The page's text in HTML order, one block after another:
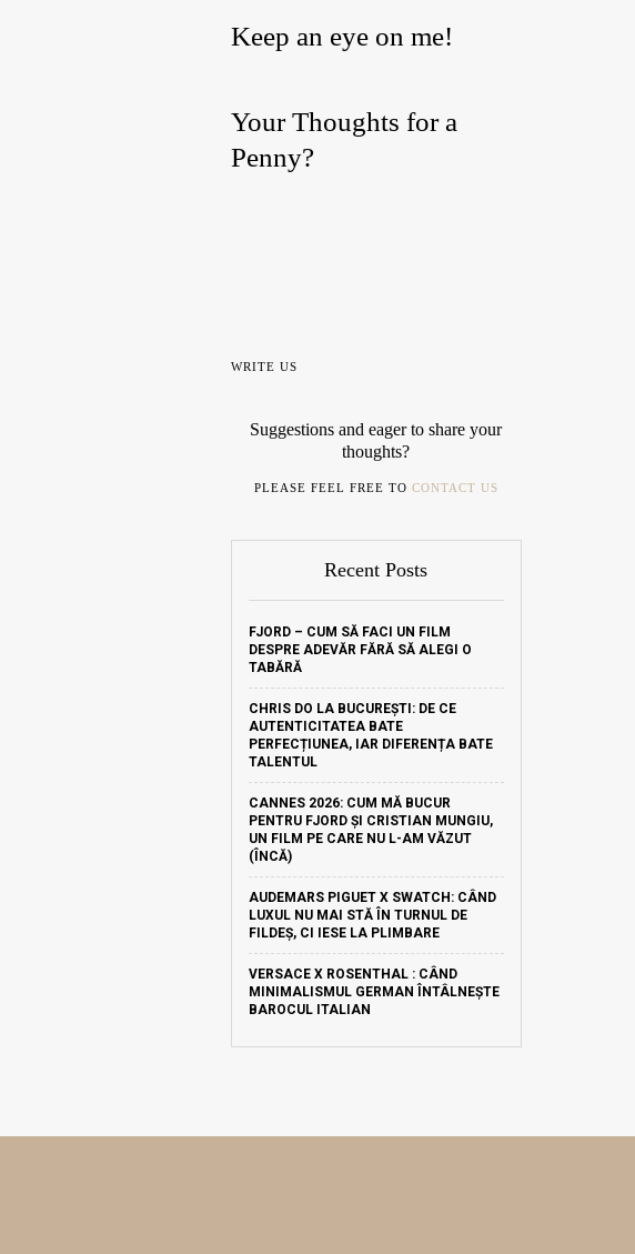
Keep an eye on me!
Your Thoughts for a
Penny?
WRITE US
Suggestions and eager to share your
thoughts?
PLEASE FEEL FREE TO CONTACT US
Recent Posts
FJORD – CUM SĂ FACI UN FILM
DESPRE ADEVĂR FĂRĂ SĂ ALEGI O
TABĂRĂ
CHRIS DO LA BUCUREȘTI: DE CE
AUTENTICITATEA BATE
PERFECȚIUNEA, IAR DIFERENȚA BATE
TALENTUL
CANNES 2026: CUM MĂ BUCUR
PENTRU FJORD ȘI CRISTIAN MUNGIU,
UN FILM PE CARE NU L-AM VĂZUT
(ÎNCĂ)
AUDEMARS PIGUET X SWATCH: CÂND
LUXUL NU MAI STĂ ÎN TURNUL DE
FILDEȘ, CI IESE LA PLIMBARE
VERSACE X ROSENTHAL : CÂND
MINIMALISMUL GERMAN ÎNTÂLNEȘTE
BAROCUL ITALIAN